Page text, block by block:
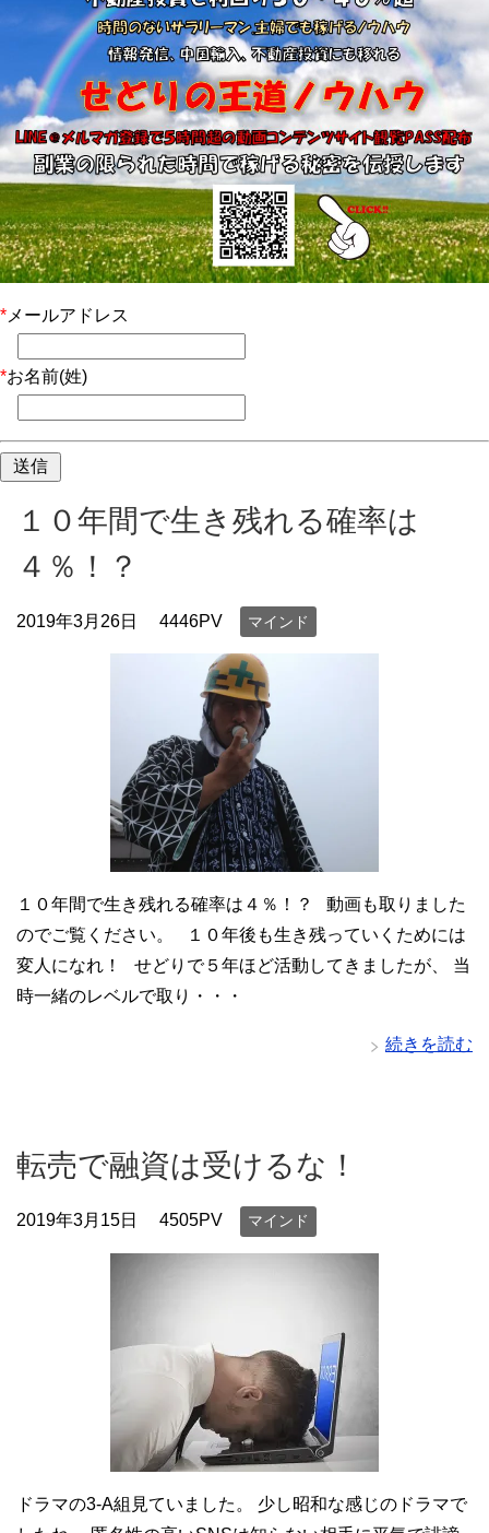
* メールアドレス
*お名前(姓)
１０年間で生き残れる確率は
４％！？
2019年3月26日 4446PV マインド
１０年間で生き残れる確率は４％！？ 動画も取りました
のでご覧ください。 １０年後も生き残っていくためには
変人になれ！ せどりで５年ほど活動してきましたが、 当
時一緒のレベルで取り・・・
続きを読む
転売で融資は受けるな！
2019年3月15日 4505PV マインド
ドラマの3-A組見ていました。 少し昭和な感じのドラマで